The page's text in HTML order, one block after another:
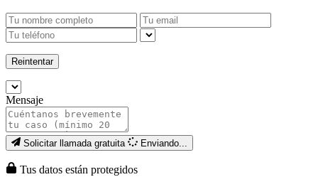
Reintentar
Mensaje
Solicitar llamada gratuita Enviando...
Tus datos están protegidos